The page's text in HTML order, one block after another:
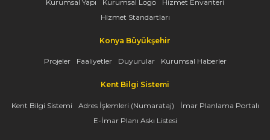
Kurumsal Yapı Kurumsal Logo
Hizmet Envanteri
Hizmet Standartları
Konya Büyükşehir
Projeler Faaliyetler Duyurular Kurumsal Haberler
Kent Bilgi Sistemi
Kent Bilgi Sistemi Adres İşlemleri (Numarataj)
İmar Planlama Portalı
E-İmar Planı Askı Listesi